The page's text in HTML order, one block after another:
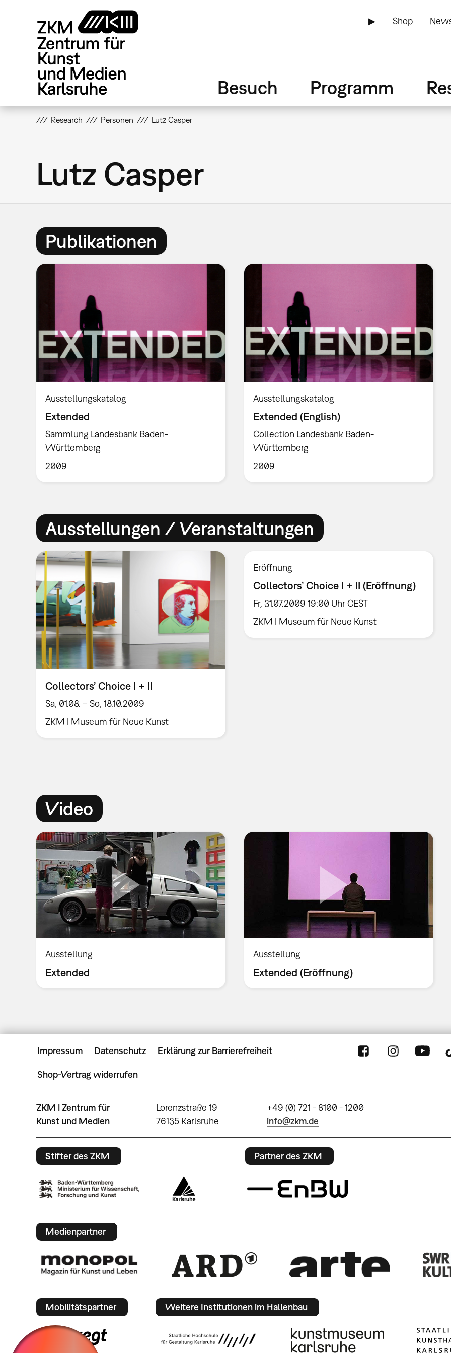
▶ Shop
Besuch Programm
Research Personen Lutz Casper
Lutz Casper
Publikationen
Ausstellungskatalog
Extended
Sammlung Landesbank Baden-
Württemberg
2009
Ausstellungskatalog
Extended (English)
Collection Landesbank Baden-
Württemberg
2009
Ausstellungen / Veranstaltungen
Collectors’ Choice I + II
Sa, 01.08. – So, 18.10.2009
ZKM | Museum für Neue Kunst
Eröffnung
Collectors’ Choice I + II (Eröffnung)
Fr, 31.07.2009 19:00 Uhr CEST
ZKM | Museum für Neue Kunst
Video
Ausstellung
Extended
Ausstellung
Extended (Eröffnung)
Impressum Datenschutz Erklärung zur Barrierefreiheit
Shop-Vertrag widerrufen
ZKM | Zentrum für
Kunst und Medien
Lorenzstraße 19
76135 Karlsruhe
+49 (0) 721 - 8100 - 1200
info@zkm.de
Stifter des ZKM Partner des ZKM
Medienpartner
Mobilitätspartner Weitere Institutionen im Hallenbau